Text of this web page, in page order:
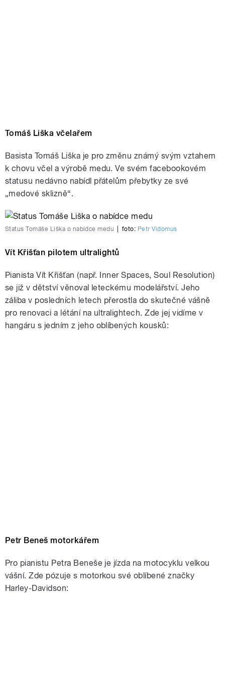
Tomáš Liška včelařem
Basista Tomáš Liška je pro změnu známý svým vztahem
k chovu včel a výrobě medu. Ve svém facebookovém
statusu nedávno nabídl přátelům přebytky ze své
„medové sklizně“.
Status Tomáše Liška o nabídce medu foto: Petr Vidomus
Vít Křišťan pilotem ultralightů
Pianista Vít Křišťan (např. Inner Spaces, Soul Resolution)
se již v dětství věnoval leteckému modelářství. Jeho
záliba v posledních letech přerostla do skutečné vášně
pro renovaci a létání na ultralightech. Zde jej vidíme v
hangáru s jedním z jeho oblíbených kousků:
Petr Beneš motorkářem
Pro pianistu Petra Beneše je jízda na motocyklu velkou
vášní. Zde pózuje s motorkou své oblíbené značky
Harley-Davidson: